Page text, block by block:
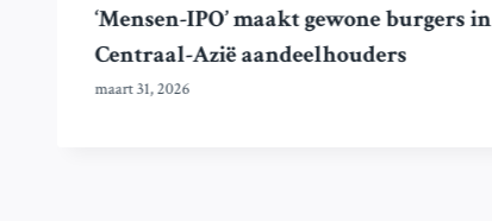
‘Mensen-IPO’ maakt gewone burgers in
Centraal-Azië aandeelhouders
maart 31, 2026